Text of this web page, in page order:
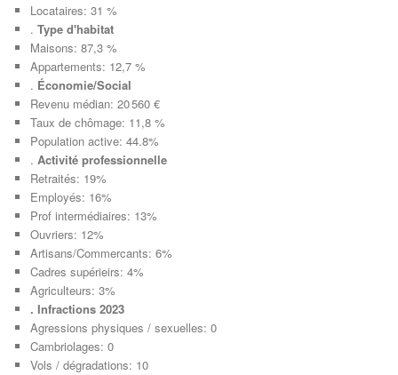
Locataires: 31 %
.Type d'habitat
Maisons: 87,3 %
Appartements: 12,7 %
. Économie/Social
Revenu médian: 20 560 €
Taux de chômage: 11,8 %
Population active: 44.8%
. Activité professionnelle
Retraités: 19%
Employés: 16%
Prof intermédiaires: 13%
Ouvriers: 12%
Artisans/Commercants: 6%
Cadres supérieirs: 4%
Agriculteurs: 3%
. Infractions 2023
Agressions physiques / sexuelles: 0
Cambriolages: 0
Vols / dégradations: 10